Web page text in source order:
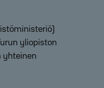
yliopiston
yhteinen